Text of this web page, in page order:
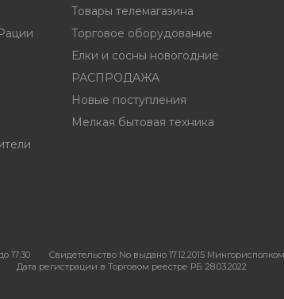
Товары телемагазина
Торговое оборудование
Елки и сосны новогодние
РАСПРОДАЖА
Новые поступления
Мелкая бытовая техника
17:30 Свидетельство No выдано 17.12.2015
Дата регистрации в Торговом реестре РБ: 28.03.2022